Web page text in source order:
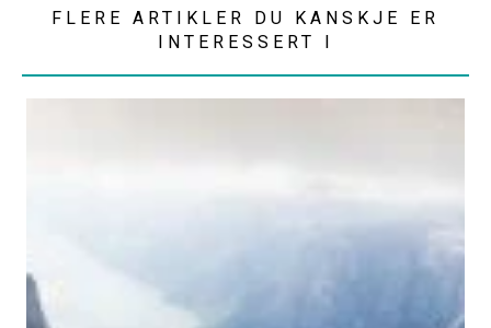
FLERE ARTIKLER DU KANSKJE ER
INTERESSERT I